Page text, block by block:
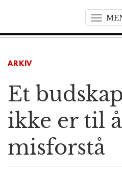
ARKIV
Et
ikke er til å
misforstå